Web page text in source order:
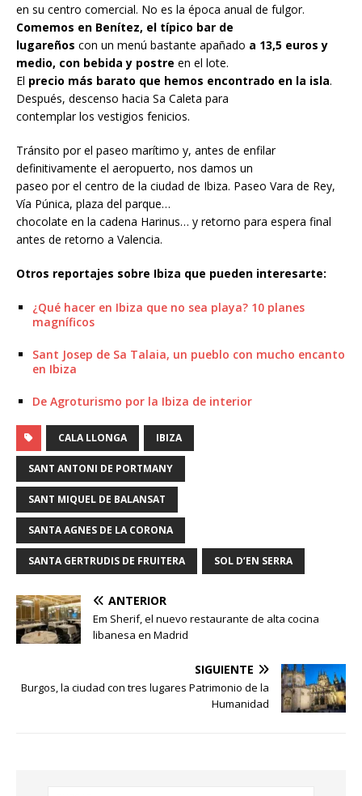
en su centro comercial. No es la época anual de fulgor.
Comemos en Benítez, el típico bar de
lugareños con un menú bastante apañado a 13,5 euros y
medio, con bebida y postre en el lote.
El precio más barato que hemos encontrado en la isla.
Después, descenso hacia Sa Caleta para
contemplar los vestigios fenicios.
Tránsito por el paseo marítimo y, antes de enfilar
definitivamente el aeropuerto, nos damos un
paseo por el centro de la ciudad de Ibiza. Paseo Vara de Rey,
Vía Púnica, plaza del parque…
chocolate en la cadena Harinus… y retorno para espera final
antes de retorno a Valencia.
Otros reportajes sobre Ibiza que pueden interesarte:
¿Qué hacer en Ibiza que no sea playa? 10 planes
magníficos
Sant Josep de Sa Talaia, un pueblo con mucho encanto
en Ibiza
De Agroturismo por la Ibiza de interior
CALA LLONGA IBIZA
SANT ANTONI DE PORTMANY
SANT MIQUEL DE BALANSAT
SANTA AGNES DE LA CORONA
SANTA GERTRUDIS DE FRUITERA SOL D’EN SERRA
ANTERIOR
Em Sherif, el nuevo restaurante de alta cocina
libanesa en Madrid
SIGUIENTE
Burgos, la ciudad con tres lugares Patrimonio de la
Humanidad